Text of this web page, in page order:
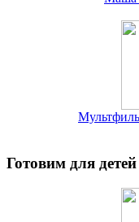
Готовим для детей